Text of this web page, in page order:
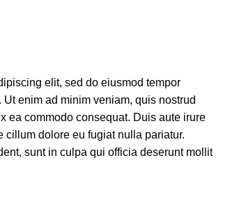
elit, sed do eiusmod tempor
enim ad minim veniam, quis nostrud
ea commodo consequat. Duis aute irure
dolore eu fugiat nulla pariatur.
sunt in culpa qui officia deserunt mollit